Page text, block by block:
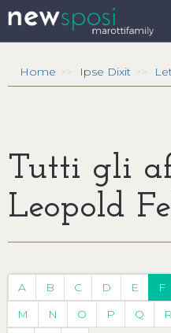
Home Ipse Dixit
Tutti gli
Leopold
A B C D E F
M
N O P Q R